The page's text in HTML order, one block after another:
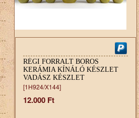
RÉGI FORRALT BOROS
KERÁMIA KÍNÁLÓ KÉSZLET
VADÁSZ KÉSZLET
[1H924/X144]
12.000 Ft